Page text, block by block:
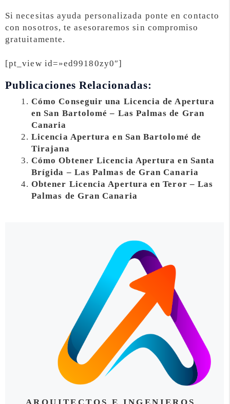
Si necesitas ayuda personalizada ponte en contacto
con nosotros, te asesoraremos sin compromiso
gratuitamente.
[pt_view id=»ed99180zy0″]
Publicaciones Relacionadas:
Cómo Conseguir una Licencia de Apertura
en San Bartolomé – Las Palmas de Gran
Canaria
Licencia Apertura en San Bartolomé de
Tirajana
Cómo Obtener Licencia Apertura en Santa
Brígida – Las Palmas de Gran Canaria
Obtener Licencia Apertura en Teror – Las
Palmas de Gran Canaria